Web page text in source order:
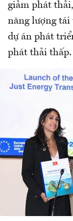
giảm phát
năng lượng tái
dự án phát
phát thải thấp.